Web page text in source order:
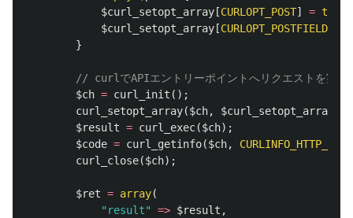
$curl_setopt_array [CURLOPT_POST] = true
$curl_setopt_array [CURLOPT_POSTFIELDS
}
// curlでAPIエントリーポイントへリクエストを実行
$ch = curl_init ();
curl_setopt_array($ch, $curl_setopt_array
$result = curl_exec($ch);
$code = curl_getinfo($ch,
CURLINFO_HTTP_CODE
curl_close($ch);
$ret = array(
"result"
=> $result ,